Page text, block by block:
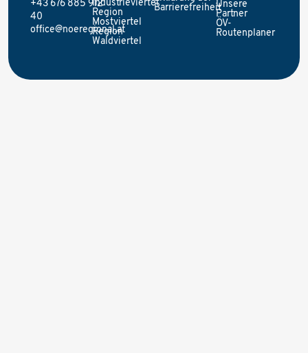
+43 676 885 912
40
office@noeregional.at
Industrieviertel
Region
Mostviertel
Region
Waldviertel
BarrierefreiheitUnsere
Partner
ÖV-
Routenplaner